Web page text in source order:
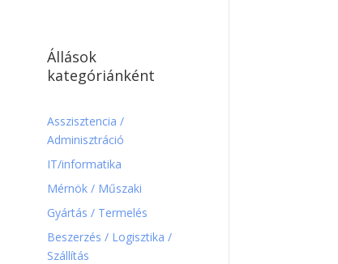
Állások
kategóriánként
Asszisztencia /
Adminisztráció
IT/informatika
Mérnök / Műszaki
Gyártás / Termelés
Beszerzés / Logisztika /
Szállítás